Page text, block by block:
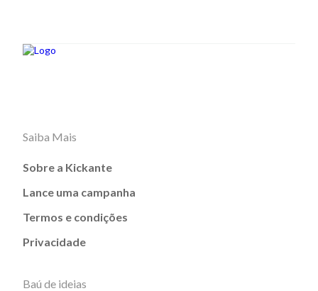
Saiba Mais
Sobre a Kickante
Lance uma campanha
Termos e condições
Privacidade
Baú de ideias